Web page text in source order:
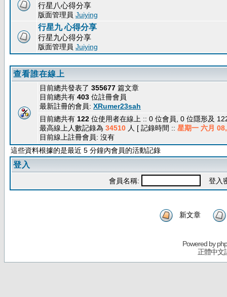
行星八心得分享
版面管理員 Juiying
行星九 心得分享
行星九心得分享
版面管理員 Juiying
查看誰在線上
目前總共發表了 355677 篇文章
目前總共有 403 位註冊會員
最新註冊的會員: XRumer23sah
目前總共有 122 位使用者在線上 :: 0 位會員, 0 位隱形及
最高線上人數記錄為 34510 人 [ 記錄時間 :: 星期一 六月
目前線上註冊會員: 沒有
這些資料根據的是最近 5 分鐘內會員的活動記錄
登入
會員名稱: 登入
新文章
Powered by
正體中文